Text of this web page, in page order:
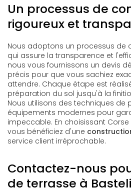
Un processus de
rigoureux et
Nous adoptons un processus de
qui assure la transparence et
nous vous fournissons un devis
précis pour que vous sachiez
attendre. Chaque étape est
préparation du sol jusqu'à la
Nous utilisons des techniques de
équipements modernes pour
impeccable. En choisissant
vous bénéficiez d'une
service client irréprochable.
Contactez-nous
de terrasse à